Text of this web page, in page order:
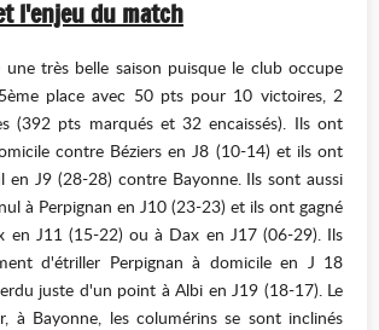
l'enjeu du match
une très belle saison puisque le club occupe
place avec 50 pts pour 10 victoires, 2
(392 pts marqués et 32 encaissés). Ils ont
contre Béziers en J8 (10-14) et ils ont
J9 (28-28) contre Bayonne. Ils sont aussi
à Perpignan en J10 (23-23) et ils ont gagné
en J11 (15-22) ou à Dax en J17 (06-29). Ils
d'étriller Perpignan à domicile en J 18
juste d'un point à Albi en J19 (18-17). Le
à Bayonne, les columérins se sont inclinés